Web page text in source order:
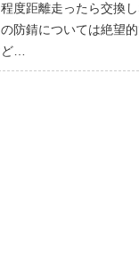
度距離走ったら交換
の防錆については絶望
…